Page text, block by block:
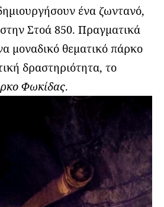
ένα ζωντανό,
Στοά 850. Πραγματικά
μοναδικό θεματικό πάρκο
δραστηριότητα, το
Φωκίδας.